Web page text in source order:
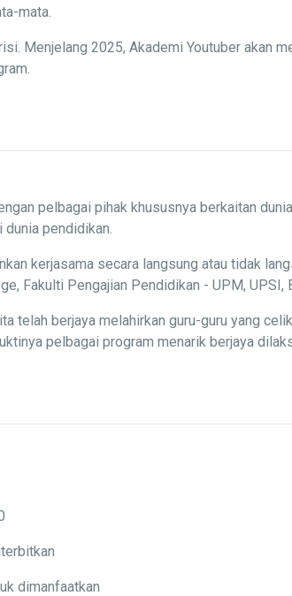
mata.
Menjelang 2025, Akademi Youtuber akan
pelbagai pihak khususnya berkaitan
pendidikan.
kerjasama secara langsung atau tidak
Fakulti Pengajian Pendidikan - UPM,
telah berjaya melahirkan guru-guru yang
pelbagai program menarik berjaya
dimanfaatkan